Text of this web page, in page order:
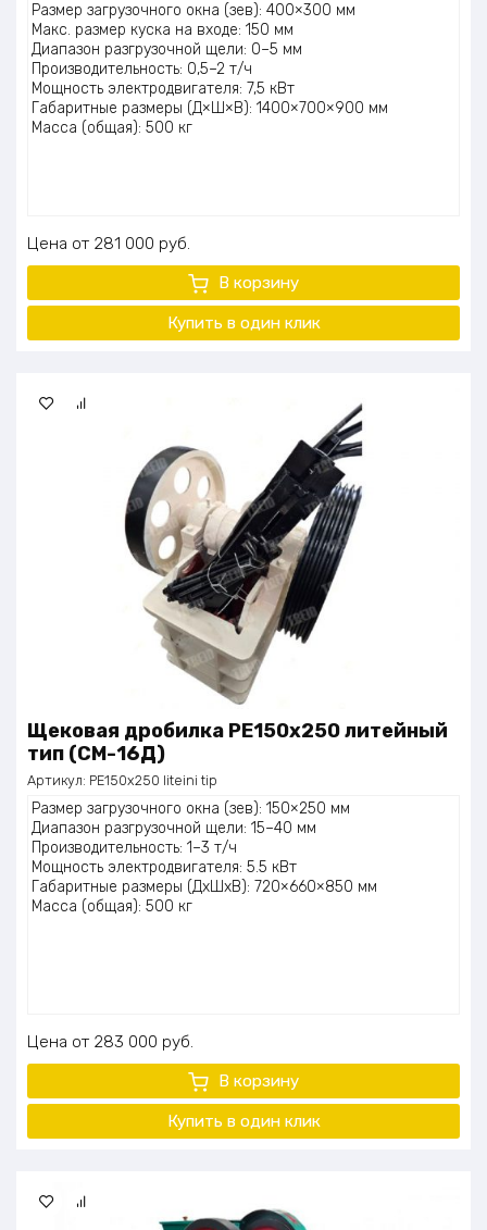
Размер загрузочного окна (зев): 400×300 мм
Макс. размер куска на входе: 150 мм
Диапазон разгрузочной щели: 0–5 мм
Производительность: 0,5–2 т/ч
Мощность электродвигателя: 7,5 кВт
Габаритные размеры (Д×Ш×В): 1400×700×900 мм
Масса (общая): 500 кг
Цена 281 000 руб.
В корзину
Купить в один клик
Щековая дробилка PE150x250 литейный
тип (СМ-16Д)
Артикул: PE150x250 liteini tip
Размер загрузочного окна (зев): 150×250 мм
Диапазон разгрузочной щели: 15–40 мм
Производительность: 1–3 т/ч
Мощность электродвигателя: 5.5 кВт
Габаритные размеры (ДхШхВ): 720×660×850 мм
Масса (общая): 500 кг
Цена 283 000 руб.
В корзину
Купить в один клик